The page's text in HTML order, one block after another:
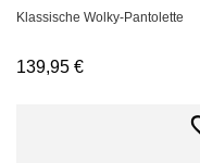
Klassische Wolky-Pantolette
139,95 €